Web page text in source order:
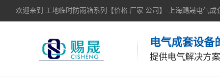
欢迎来到 工地临时防雨箱系列【价格 厂家 公司】-上海赐晟电气成
电气成套设备
提供电气解决方案